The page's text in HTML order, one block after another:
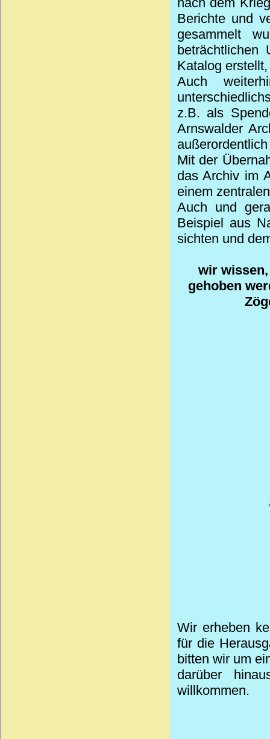
Berichte und
gesammelt
Katalog
Auch
z.B. als
Arnswalder
Mit der
das Archiv im
einem
Auch und
Beispiel aus
sichten und
wir
gehoben
Wir erheben
für die
bitten wir um
darüber
willkommen.